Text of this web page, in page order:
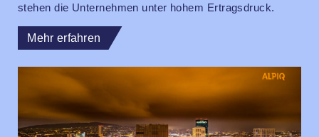
stehen die Unternehmen unter hohem Ertragsdruck.
Mehr erfahren